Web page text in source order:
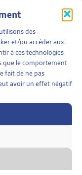
des
et/ou accéder aux
à ces technologies
que le comportement
fait de ne pas
avoir un effet négatif
– REGARDS
Amanda Ioset,
Noori, Pascal
mois, juillet 2022